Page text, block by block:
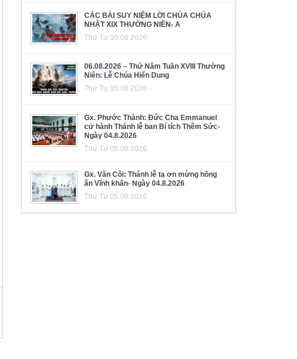
CÁC BÀI SUY NIỆM LỜI CHÚA CHÚA
NHẬT XIX THƯỜNG NIÊN- A
Thứ Tư 05.08.2026
06.08.2026 – Thứ Năm Tuần XVIII Thường
Niên: Lễ Chúa Hiển Dung
Thứ Tư 05.08.2026
Gx. Phước Thành: Đức Cha Emmanuel
cử hành Thánh lễ ban Bí tích Thêm Sức-
Ngày 04.8.2026
Thứ Tư 05.08.2026
Gx. Văn Côi: Thánh lễ tạ ơn mừng hồng
ân Vĩnh khấn- Ngày 04.8.2026
Thứ Tư 05.08.2026